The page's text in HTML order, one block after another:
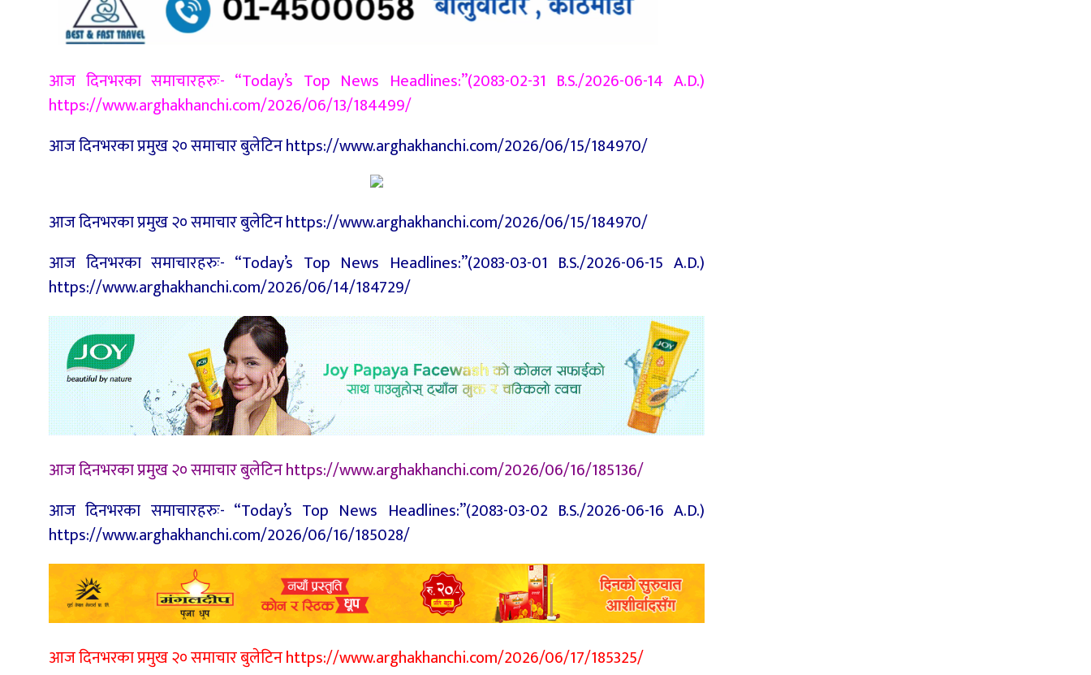
आज दिनभरका समाचारहरुः- “Today’s Top News Headlines:”(2083-02-31 B.S./2026-06-14 A.D.)
https://www.arghakhanchi.com/2026/06/13/184499/
आज दिनभरका प्रमुख २० समाचार बुलेटिन https://www.arghakhanchi.com/2026/06/15/184970/
आज दिनभरका प्रमुख २० समाचार बुलेटिन https://www.arghakhanchi.com/2026/06/15/184970/
आज दिनभरका समाचारहरुः- “Today’s Top News Headlines:”(2083-03-01 B.S./2026-06-15 A.D.)
https://www.arghakhanchi.com/2026/06/14/184729/
आज दिनभरका प्रमुख २० समाचार बुलेटिन https://www.arghakhanchi.com/2026/06/16/185136/
आज दिनभरका समाचारहरुः- “Today’s Top News Headlines:”(2083-03-02 B.S./2026-06-16 A.D.)
https://www.arghakhanchi.com/2026/06/16/185028/
आज दिनभरका प्रमुख २० समाचार बुलेटिन https://www.arghakhanchi.com/2026/06/17/185325/